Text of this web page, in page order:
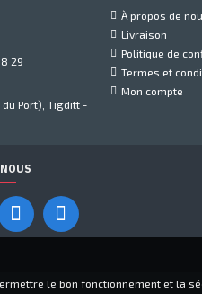
29
Port), Tigditt -
À propos de
Livraison
Politique de
Termes et
Mon compte
le bon fonctionnement et la